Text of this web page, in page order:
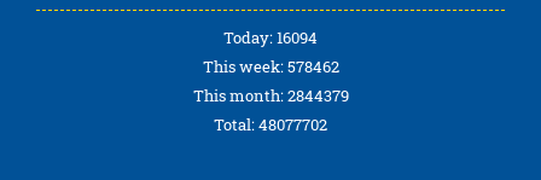
Today: 16094
This week: 578462
This month: 2844379
Total: 48077702